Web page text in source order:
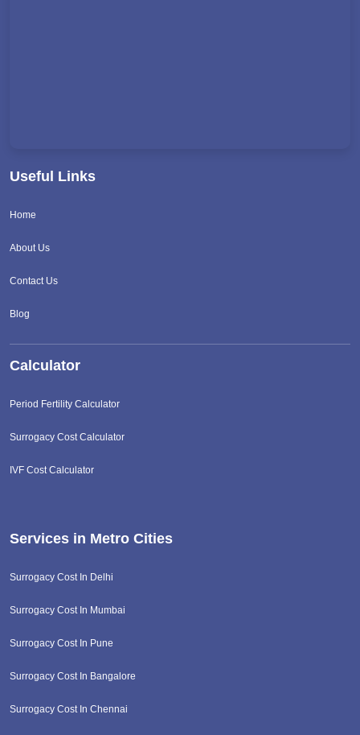
Useful Links
Home
About Us
Contact Us
Blog
Calculator
Period Fertility Calculator
Surrogacy Cost Calculator
IVF Cost Calculator
Services in Metro Cities
Surrogacy Cost In Delhi
Surrogacy Cost In Mumbai
Surrogacy Cost In Pune
Surrogacy Cost In Bangalore
Surrogacy Cost In Chennai